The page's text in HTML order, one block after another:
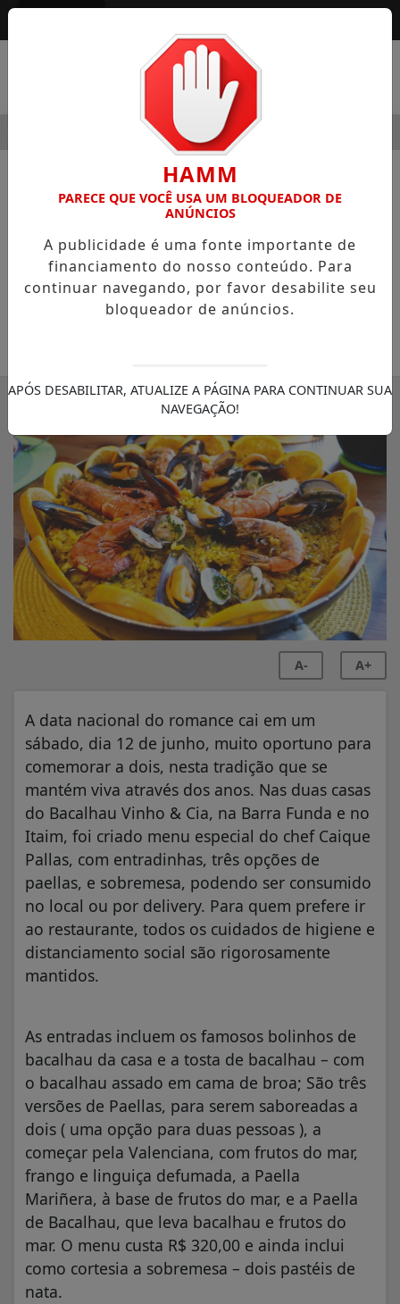
HOSPITAL SAMARITANO HIGIENÓPOLIS
GASTRONOMIA
Três Paellas, dois amores
No dia dos namorados, a Paella é
protagonista em 3 versões para celebrar a
dois no Bacalhau, Vinho&Cia
A- A+
A data nacional do romance cai em um
sábado, dia 12 de junho, muito oportuno para
comemorar a dois, nesta tradição que se
mantém viva através dos anos. Nas duas casas
do Bacalhau Vinho & Cia, na Barra Funda e no
Itaim, foi criado menu especial do chef Caique
Pallas, com entradinhas, três opções de
paellas, e sobremesa, podendo ser consumido
no local ou por delivery. Para quem prefere ir
ao restaurante, todos os cuidados de higiene e
distanciamento social são rigorosamente
mantidos.
As entradas incluem os famosos bolinhos de
bacalhau da casa e a tosta de bacalhau – com
o bacalhau assado em cama de broa; São três
versões de Paellas, para serem saboreadas a
dois ( uma opção para duas pessoas ), a
começar pela Valenciana, com frutos do mar,
frango e linguiça defumada, a Paella
Mariñera, à base de frutos do mar, e a Paella
de Bacalhau, que leva bacalhau e frutos do
mar. O menu custa R$ 320,00 e ainda inclui
como cortesia a sobremesa – dois pastéis de
nata.
HAMM
PARECE QUE VOCÊ USA UM BLOQUEADOR DE
ANÚNCIOS
A publicidade é uma fonte importante de
financiamento do nosso conteúdo. Para
continuar navegando, por favor desabilite seu
bloqueador de anúncios.
APÓS DESABILITAR, ATUALIZE A PÁGINA PARA CONTINUAR SUA
NAVEGAÇÃO!